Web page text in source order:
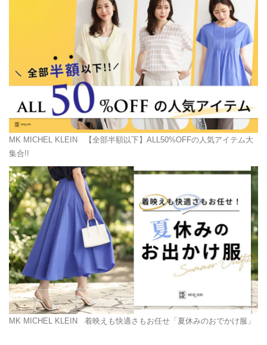
MK MICHEL KLEIN 【全部半額以下】ALL50%OFFの人気アイテム大
集合!!
MK MICHEL KLEIN 着映えも快適さもお任せ「夏休みのおでかけ服」